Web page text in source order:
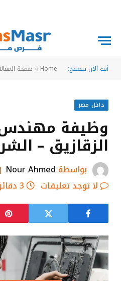
أنت الآن تتصفح: Home
» صفحة
داخل مصر
وظيفة مهندس
الزقازيق –
بواسطة Nour Ahmed
لا توجد تعليقات
3 دقائق